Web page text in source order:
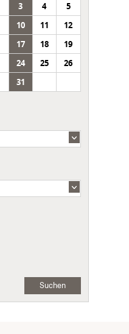
3 4
5
10 11
12
17 18
19
24 25
26
31
Suchen